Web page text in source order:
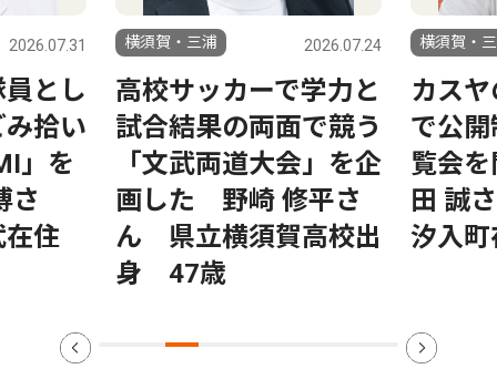
2026.07.31
とし
拾い
」を
さ
在住
横須賀・三浦 2026.07.24
高校サッカーで学力と
試合結果の両面で競う
「文武両道大会」を企
画した 野崎 修平さ
ん 県立横須賀高校出
身 47歳
横須賀・
カス
で公
覧会
田 誠
汐入